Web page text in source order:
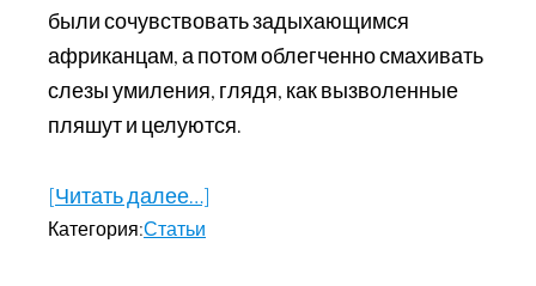
были сочувствовать задыхающимся
африканцам, а потом облегченно смахивать
слезы умиления, глядя, как вызволенные
пляшут и целуются.
[Читать далее…]
Категория:Статьи